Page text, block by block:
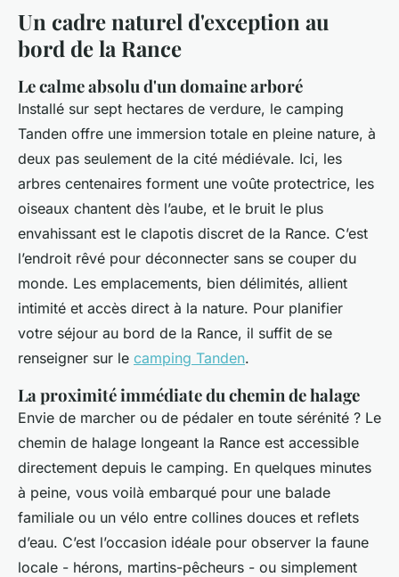
Un cadre naturel d'exception au
bord de la Rance
Le calme absolu d'un domaine arboré
Installé sur sept hectares de verdure, le camping
Tanden offre une immersion totale en pleine nature, à
deux pas seulement de la cité médiévale. Ici, les
arbres centenaires forment une voûte protectrice, les
oiseaux chantent dès l’aube, et le bruit le plus
envahissant est le clapotis discret de la Rance. C’est
l’endroit rêvé pour déconnecter sans se couper du
monde. Les emplacements, bien délimités, allient
intimité et accès direct à la nature. Pour planifier
votre séjour au bord de la Rance, il suffit de se
renseigner sur le camping Tanden.
La proximité immédiate du chemin de halage
Envie de marcher ou de pédaler en toute sérénité ? Le
chemin de halage longeant la Rance est accessible
directement depuis le camping. En quelques minutes
à peine, vous voilà embarqué pour une balade
familiale ou un vélo entre collines douces et reflets
d’eau. C’est l’occasion idéale pour observer la faune
locale - hérons, martins-pêcheurs - ou simplement